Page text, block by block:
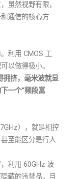
虽然视野有限，
通信的核心方
利用 CMOS 工
以做得极小。
拥挤，毫米波就显
一个“频段富
），就是相控
至能区分是行人
利用 60GHz 波
藏的违禁品，且